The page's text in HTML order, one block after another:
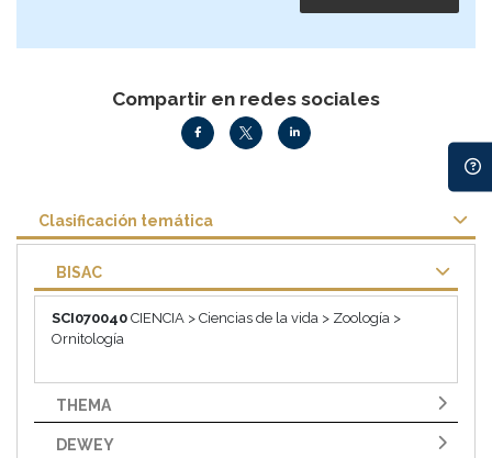
Compartir en redes sociales
Clasificación temática
BISAC
SCI070040 CIENCIA > Ciencias de la vida > Zoología >
Ornitología
THEMA
DEWEY